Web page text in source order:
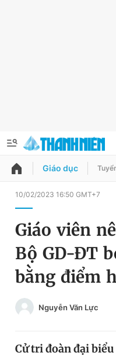
QUẢNG CÁO ĐẶT BÁO
Chuyên mục
Chuyên mục khác
Chào ngày mới
Đổi mật khẩu
Tin đã lưu
Tin đã xem
Giáo dục
10/02/2023 16:50 GMT+7
Giáo viên
Bộ GD-ĐT
bằng điểm
Nguyễn Văn Lực
Cử tri đoàn đại